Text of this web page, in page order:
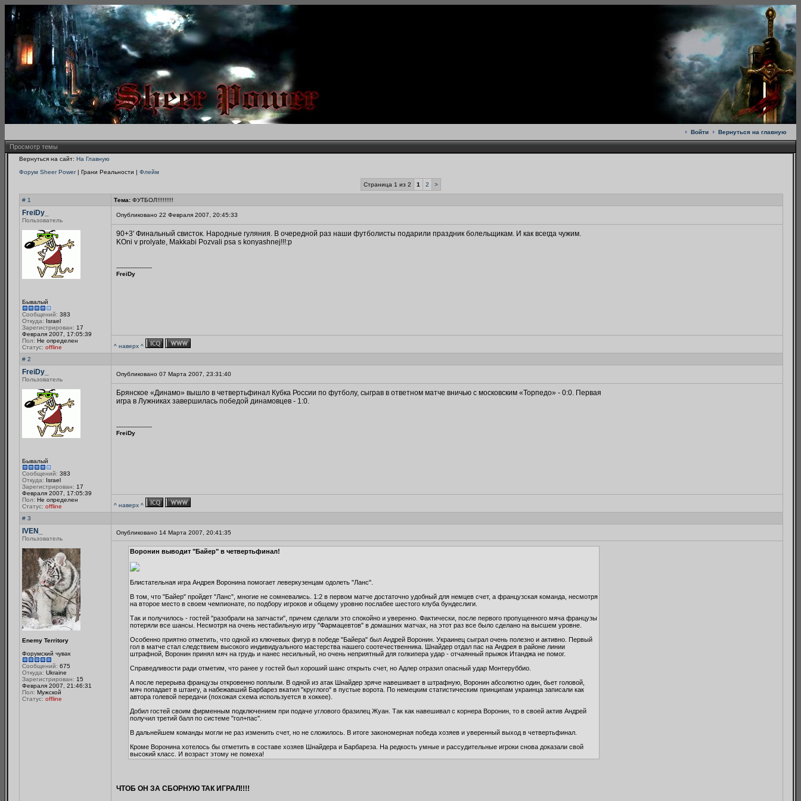
Войти Вернуться на главную
Просмотр темы
Вернуться на сайт: На Главную
Форум Sheer Power| Грани Реальности | Флейм
Страница 1 из 2
1 2 >
# 1 Тема: ФУТБОЛ!!!!!!!!!
FreiDy_
Пользователь
Бывалый
Сообщений: 383
Откуда: Israel
Зарегистрирован: 17
Февраля 2007, 17:05:39
Пол: Не определен
Статус: offline
Опубликовано 22 Февраля 2007, 20:45:33
90+3' Финальный свисток. Народные гуляния. В очередной раз наши футболисты подарили праздник болельщикам. И как всегда чужим.
KOni v prolyate, Makkabi Pozvali psa s konyashnej!!!:p
--------------------
FreiDy
^ наверх ^
# 2
FreiDy_
Пользователь
Бывалый
Сообщений: 383
Откуда: Israel
Зарегистрирован: 17
Февраля 2007, 17:05:39
Пол: Не определен
Статус: offline
Опубликовано 07 Марта 2007, 23:31:40
Брянское «Динамо» вышло в четвертьфинал Кубка России по футболу, сыграв в ответном матче вничью с московским «Торпедо» - 0:0. Первая
игра в Лужниках завершилась победой динамовцев - 1:0.
--------------------
FreiDy
^ наверх ^
# 3
IVEN_
Пользователь
Enemy Territory
Форумский чувак
Сообщений: 675
Откуда: Ukraine
Зарегистрирован: 15
Февраля 2007, 21:46:31
Пол: Мужской
Статус: offline
Опубликовано 14 Марта 2007, 20:41:35
Воронин выводит "Байер" в четвертьфинал!
Блистательная игра Андрея Воронина помогает леверкузенцам одолеть "Ланс".
В том, что "Байер" пройдет "Ланс", многие не сомневались. 1:2 в первом матче достаточно удобный для немцев счет, а французская команда, несмотря
на второе место в своем чемпионате, по подбору игроков и общему уровню послабее шестого клуба бундеслиги.
Так и получилось - гостей "разобрали на запчасти", причем сделали это спокойно и уверенно. Фактически, после первого пропущенного мяча французы
потеряли все шансы. Несмотря на очень нестабильную игру "Фармацевтов" в домашних матчах, на этот раз все было сделано на высшем уровне.
Особенно приятно отметить, что одной из ключевых фигур в победе "Байера" был Андрей Воронин. Украинец сыграл очень полезно и активно. Первый
гол в матче стал следствием высокого индивидуального мастерства нашего соотечественника. Шнайдер отдал пас на Андрея в районе линии
штрафной, Воронин принял мяч на грудь и нанес несильный, но очень неприятный для голкипера удар - отчаянный прыжок Итанджа не помог.
Справедливости ради отметим, что ранее у гостей был хороший шанс открыть счет, но Адлер отразил опасный удар Монтеруббио.
А после перерыва французы откровенно поплыли. В одной из атак Шнайдер зряче навешивает в штрафную, Воронин абсолютно один, бьет головой,
мяч попадает в штангу, а набежавший Барбарез вкатил "круглого" в пустые ворота. По немецким статистическим принципам украинца записали как
автора голевой передачи (похожая схема используется в хоккее).
Добил гостей своим фирменным подключением при подаче углового бразилец Жуан. Так как навешивал с корнера Воронин, то в своей актив Андрей
получил третий балл по системе "гол+пас".
В дальнейшем команды могли не раз изменить счет, но не сложилось. В итоге закономерная победа хозяев и уверенный выход в четвертьфинал.
Кроме Воронина хотелось бы отметить в составе хозяев Шнайдера и Барбареза. На редкость умные и рассудительные игроки снова доказали свой
высокий класс. И возраст этому не помеха!
ЧТОБ ОН ЗА СБОРНУЮ ТАК ИГРАЛ!!!!